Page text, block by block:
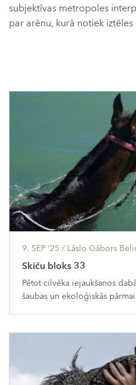
subjektīvas metropoles
par arēnu, kurā notiek
9. SEP ’25 / Lāslo Gābors
Skiču bloks 33
Pētot cilvēka iejaukšanos
šaubas un ekoloģiskās